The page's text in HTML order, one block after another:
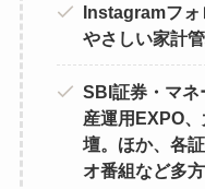
Instagramフォ
やさしい家計
SBI証券・マネ
産運用EXPO
壇。ほか、各
オ番組など多